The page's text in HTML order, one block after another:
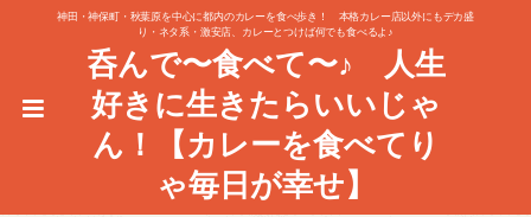
神田・神保町・秋葉原を中心に都内のカレーを食べ歩き！ 本格カレー店以外にもデカ盛
り・ネタ系・激安店、カレーとつけば何でも食べるよ♪
呑んで〜食べて〜♪ 人生
好きに生きたらいいじゃ
ん！【カレーを食べてり
ゃ毎日が幸せ】